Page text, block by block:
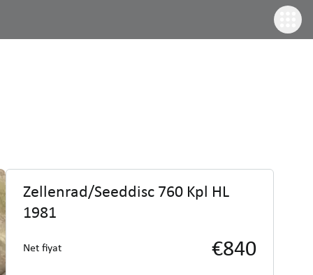
Zellenrad/Seeddisc 760 Kpl HL
1981
Net fiyat €840